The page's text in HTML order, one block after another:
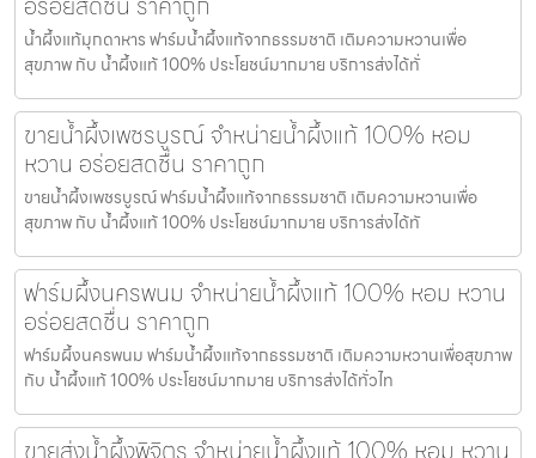
น้ำผึ้งแท้มุกดาหาร ฟาร์มน้ำผึ้งแท้จากธรรมชาติ เติมความหวานเพื่อ
สุขภาพ กับ น้ำผึ้งแท้ 100% ประโยชน์มากมาย บริการส่งได้ทั่
ขายน้ำผึ้งเพชรบูรณ์ จำหน่ายน้ำผึ้งแท้ 100% หอม
หวาน อร่อยสดชื่น ราคาถูก
ขายน้ำผึ้งเพชรบูรณ์ ฟาร์มน้ำผึ้งแท้จากธรรมชาติ เติมความหวานเพื่อ
สุขภาพ กับ น้ำผึ้งแท้ 100% ประโยชน์มากมาย บริการส่งได้ทั
ฟาร์มผึ้งนครพนม จำหน่ายน้ำผึ้งแท้ 100% หอม หวาน
อร่อยสดชื่น ราคาถูก
ฟาร์มผึ้งนครพนม ฟาร์มน้ำผึ้งแท้จากธรรมชาติ เติมความหวานเพื่อสุขภาพ
กับ น้ำผึ้งแท้ 100% ประโยชน์มากมาย บริการส่งได้ทั่วไท